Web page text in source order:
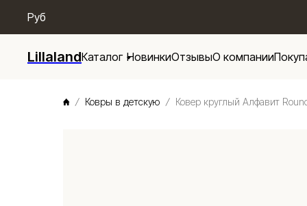
Руб
LillalandКаталог НовинкиОтзывыО компании
Ковры в детскую